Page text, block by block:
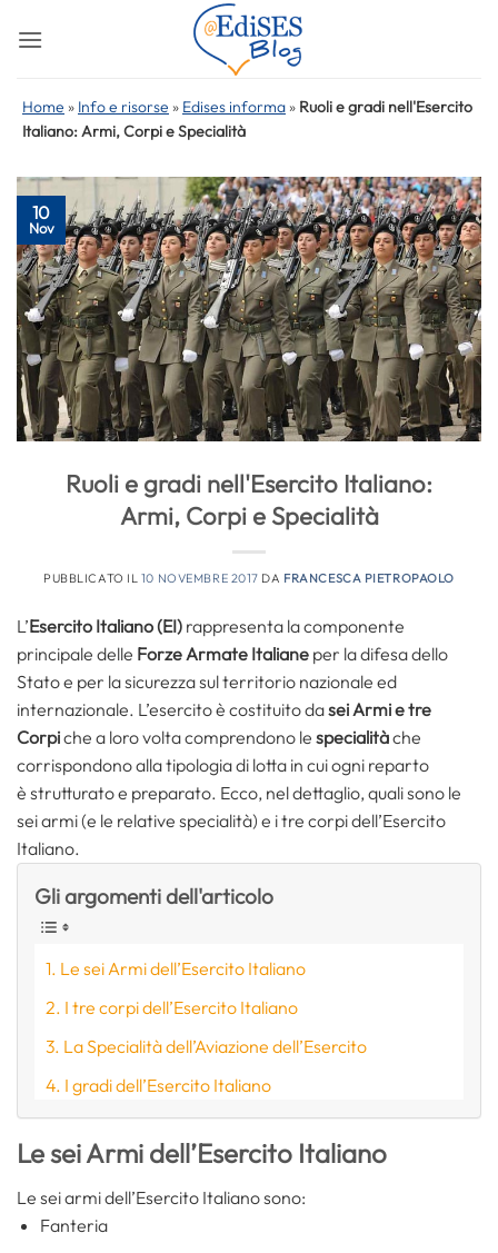
Home » Info e risorse » Edises informa » Ruoli e gradi nell'Esercito
Italiano: Armi, Corpi e Specialità
10
Nov
Ruoli e gradi nell'Esercito Italiano:
Armi, Corpi e Specialità
PUBBLICATO IL 10 NOVEMBRE 2017 DA FRANCESCA PIETROPAOLO
L’Esercito Italiano (EI) rappresenta la componente
principale delle Forze Armate Italiane per la difesa dello
Stato e per la sicurezza sul territorio nazionale ed
internazionale. L’esercito è costituito dasei Armi e tre
Corpiche a loro volta comprendono le specialitàche
corrispondono alla tipologia di lotta in cui ogni reparto
è strutturato e preparato. Ecco, nel dettaglio, quali sono le
sei armi (e le relative specialità) e i tre corpi dell’Esercito
Italiano.
Gli argomenti dell'articolo
Le sei Armi dell’Esercito Italiano
I tre corpi dell’Esercito Italiano
La Specialità dell’Aviazione dell’Esercito
I gradi dell’Esercito Italiano
Le sei Armi dell’Esercito Italiano
Le sei armi dell’Esercito Italiano sono:
Fanteria